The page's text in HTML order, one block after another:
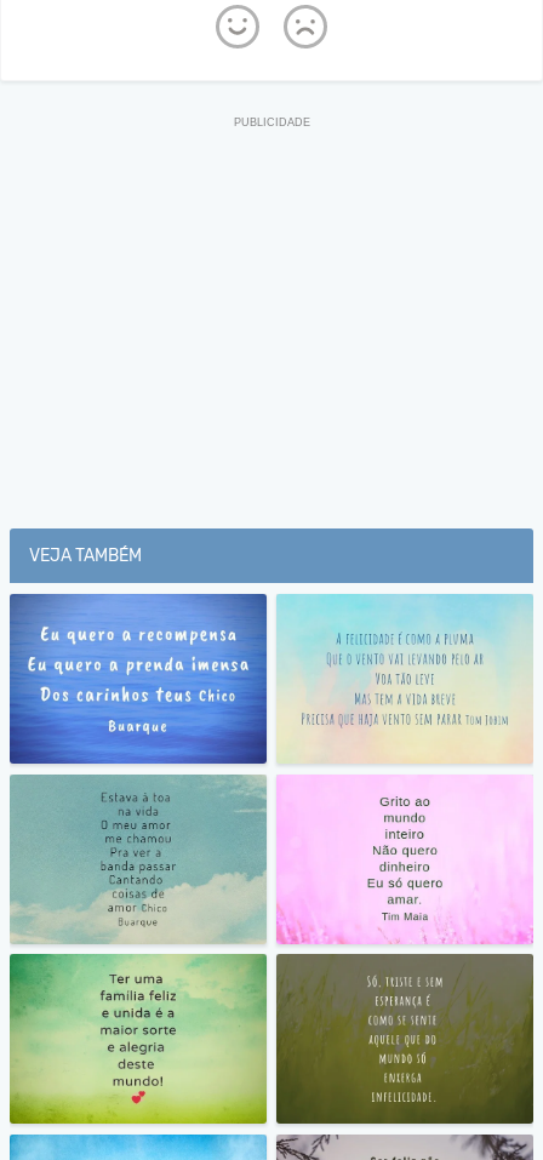
VEJA TAMBÉM